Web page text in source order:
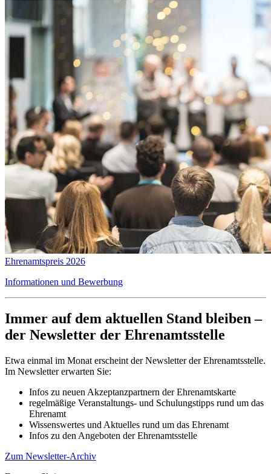
Ehrenamtspreis 2026
Informationen und Bewerbung
Immer auf dem aktuellen Stand bleiben –
der Newsletter der Ehrenamtsstelle
Etwa einmal im Monat erscheint der Newsletter der Ehrenamtsstelle.
Im Newsletter erwarten Sie:
Infos zu neuen Akzeptanzpartnern der Ehrenamtskarte
regelmäßige Veranstaltungs- und Schulungstipps rund um das
Ehrenamt
Wissenswertes und Aktuelles rund um das Ehrenamt
Infos zu den Angeboten der Ehrenamtsstelle
Zum Newsletter-Archiv